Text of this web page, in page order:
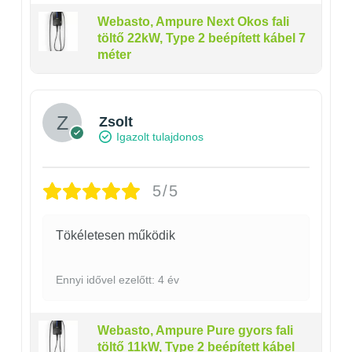
– Három fázisú gyors töltő: alkalmas egy, kettő és három fázisú
töltésre.
jelentősen tovább tart a töltés, ez által nem élvezhető a gyors töltés
előnye.
A beépített kábellel vagy Type 2 csatlakozó aljzattal vannak
– Beépített Type 1 csatlakozós kábel: egy fázisú töltőkábel csak
aljzattal szereltek.
fázisú töltésre.
Webasto, Ampure Next Okos fali
töltő 22kW, Type 2 beépített kábel 7
méter
Zsolt
Igazolt tulajdonos
5/5
Tökéletesen működik
Ennyi idővel ezelőtt: 4 év
Webasto, Ampure Pure gyors fali
töltő 11kW, Type 2 beépített kábel